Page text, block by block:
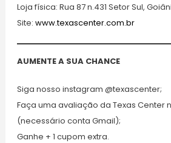
Loja física: Rua 87 n.431 Setor Sul,
Site: www.texascenter.com.br
AUMENTE A SUA CHANCE
Siga nosso instagram @texascenter;
Faça uma avaliação da Texas Center
(necessário conta Gmail);
Ganhe + 1 cupom extra.